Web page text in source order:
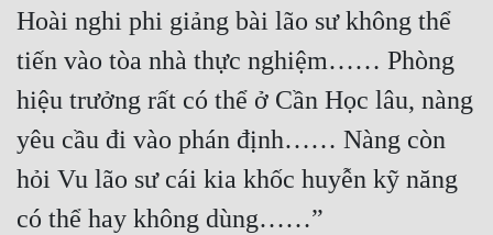
Hoài nghi phi giảng bài lão sư không thể
tiến vào tòa nhà thực nghiệm…… Phòng
hiệu trưởng rất có thể ở Cần Học lâu, nàng
yêu cầu đi vào phán định…… Nàng còn
hỏi Vu lão sư cái kia khốc huyễn kỹ năng
có thể hay không dùng……”